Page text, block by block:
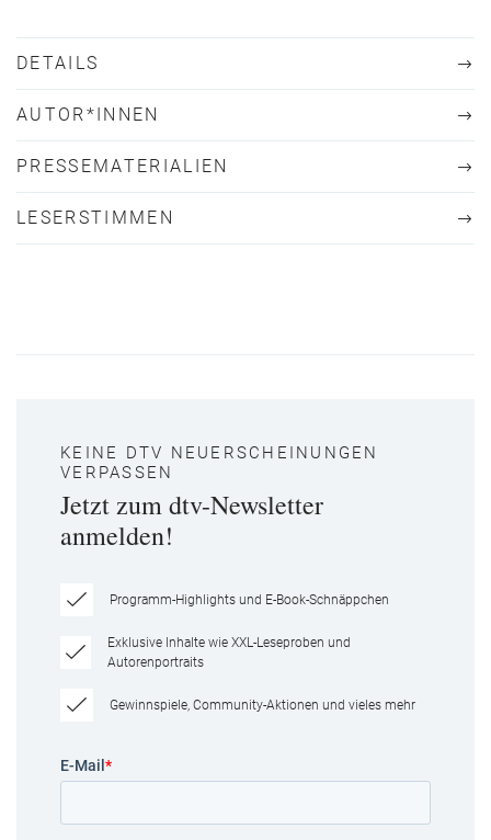
DETAILS
AUTOR*INNEN
PRESSEMATERIALIEN
LESERSTIMMEN
KEINE DTV NEUERSCHEINUNGEN
VERPASSEN
Jetzt zum dtv-Newsletter
anmelden!
Programm-Highlights und E-Book-Schnäppchen
Exklusive Inhalte wie XXL-Leseproben und
Autorenportraits
Gewinnspiele, Community-Aktionen und vieles mehr
E-Mail *